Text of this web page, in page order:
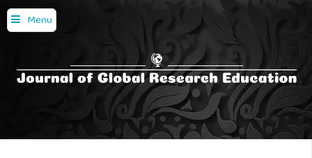
Menu